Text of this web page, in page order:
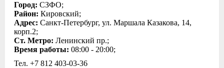
Город: СЗФО;
Район: Кировский;
Адрес: Санкт-Петербург, ул. Маршала Казакова, 14,
корп.2;
Ст. Метро: Ленинский пр.;
Время работы: 08:00 - 20:00;
Тел. +7 812 403-03-36